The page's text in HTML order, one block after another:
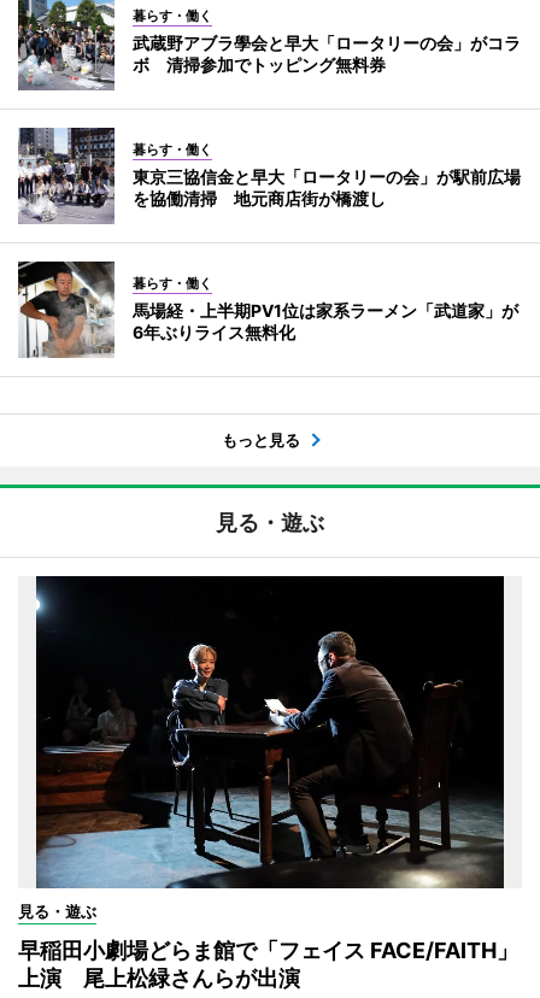
暮らす・働く
武蔵野アブラ學会と早大「ロータリーの会」がコラ
ボ 清掃参加でトッピング無料券
暮らす・働く
東京三協信金と早大「ロータリーの会」が駅前広場
を協働清掃 地元商店街が橋渡し
暮らす・働く
馬場経・上半期PV1位は家系ラーメン「武道家」が
6年ぶりライス無料化
もっと見る
見る・遊ぶ
見る・遊ぶ
早稲田小劇場どらま館で「フェイス FACE/FAITH」
上演 尾上松緑さんらが出演